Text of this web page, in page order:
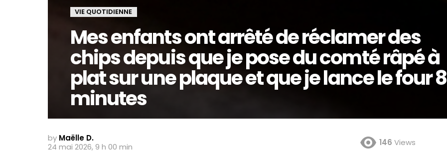
VIE QUOTIDIENNE
Mes enfants ont arrêté de réclamer des
chips depuis que je pose du comté râpé à
plat sur une plaque et que je lance le four 8
minutes
by Maëlle D.
24 mai 2026, 9 h 00 min
146 Views